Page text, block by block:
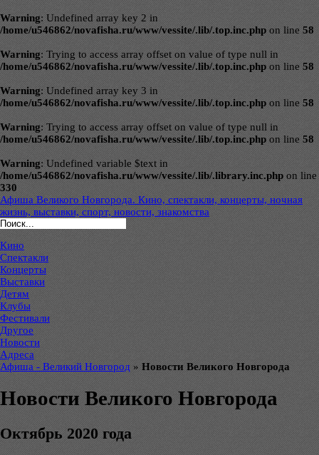
Warning: Undefined array key 2 in
/home/u546862/novafisha.ru/www/vessite/.lib/.top.inc.php on line 58
Warning: Trying to access array offset on value of type null in
/home/u546862/novafisha.ru/www/vessite/.lib/.top.inc.php on line 58
Warning: Undefined array key 3 in
/home/u546862/novafisha.ru/www/vessite/.lib/.top.inc.php on line 58
Warning: Trying to access array offset on value of type null in
/home/u546862/novafisha.ru/www/vessite/.lib/.top.inc.php on line 58
Warning: Undefined variable $text in
/home/u546862/novafisha.ru/www/vessite/.lib/.library.inc.php on line
330
Афиша Великого Новгорода. Кино, спектакли, концерты, ночная
жизнь, выставки, спорт, новости, знакомства
Кино
Спектакли
Концерты
Выставки
Детям
Клубы
Фестивали
Другое
Новости
Адреса
Афиша - Великий Новгород » Новости Великого Новгорода
Новости Великого Новгорода
Октябрь 2020 года